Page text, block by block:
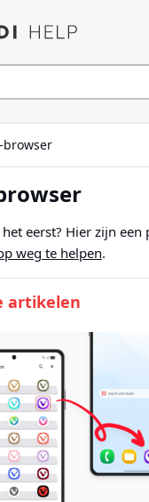
eerst? Hier zijn een
weg te helpen.
artikelen